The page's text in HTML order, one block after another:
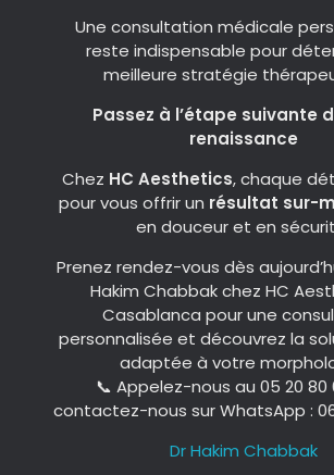
Une consultation médicale
reste indispensable pour
meilleure stratégie
Passez à l’étape suivante
renaissance
Chez HC Aesthetics, chaque
pour vous offrir un résultat sur-
en douceur et en
Prenez rendez-vous dès
Hakim Chabbak chez HC
Casablanca pour une
personnalisée et découvrez la
adaptée à votre
📞 Appelez-nous au 05 20 80
contactez-nous sur WhatsApp :
Dr Hakim Chabbak